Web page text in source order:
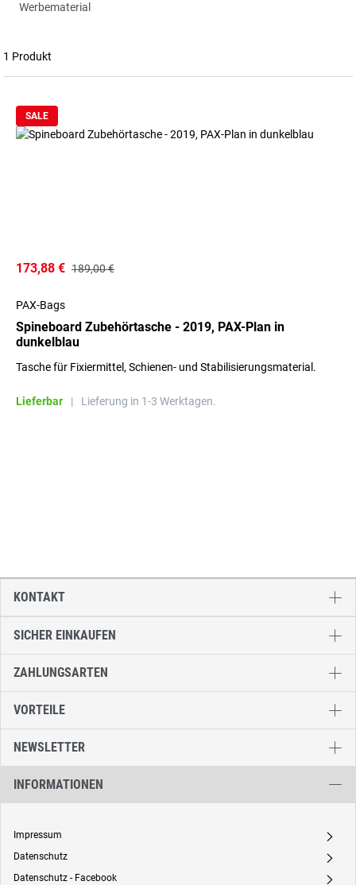
Werbematerial
1 Produkt
SALE
173,88 € 189,00 €
PAX-Bags
Spineboard Zubehörtasche - 2019, PAX-Plan in
dunkelblau
Tasche für Fixiermittel, Schienen- und Stabilisierungsmaterial.
Lieferbar | Lieferung in 1-3 Werktagen.
SICHER EINKAUFEN
ZAHLUNGSARTEN
VORTEILE
NEWSLETTER
INFORMATIONEN
Impressum A
Datenschutz A
Datenschutz - Facebook A
KONTAKT